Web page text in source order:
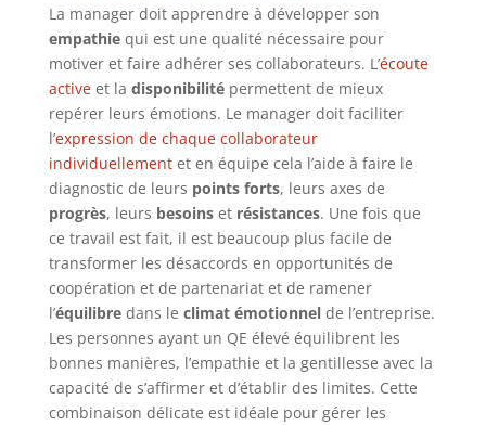
La manager doit apprendre à développer son
empathiequi est une qualité nécessaire pour
motiver et faire adhérer ses collaborateurs. L’écoute
activeet la disponibilitépermettent de mieux
repérer leurs émotions. Le manager doit faciliter
l’expression de chaque collaborateur
individuellementet en équipe cela l’aide à faire le
diagnostic de leurs points forts, leurs axes de
progrès, leurs besoinset résistances. Une fois que
ce travail est fait, il est beaucoup plus facile de
transformer les désaccords en opportunités de
coopération et de partenariat et de ramener
l’équilibredans le climat émotionnelde l’entreprise.
Les personnes ayant un QE élevé équilibrent les
bonnes manières, l’empathie et la gentillesse avec la
capacité de s’affirmer et d’établir des limites. Cette
combinaison délicate est idéale pour gérer les